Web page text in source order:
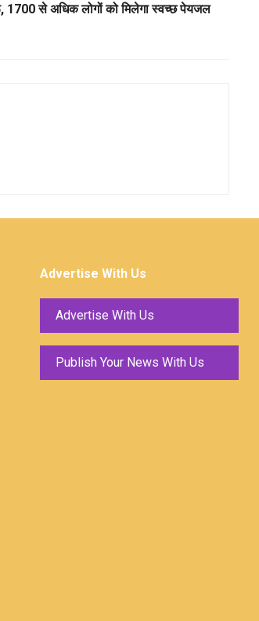
से अधिक लोगों को मिलेगा स्वच्छ पेयजल
Advertise With Us
Advertise With Us
Publish Your News With Us